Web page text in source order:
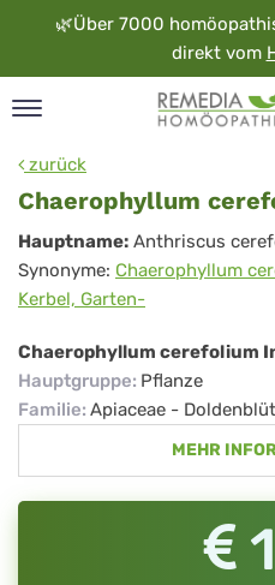
🌿Über 7000
direkt vom
zurück
Chaerophyllum
Chaerophyllum
cerefolium
Hauptname: Anthriscus
Synonyme: Chaerophyllum
Kerbel, Garten-
Chaerophyllum cerefolium
Hauptgruppe: Pflanze
Familie: Apiaceae -
MEHR